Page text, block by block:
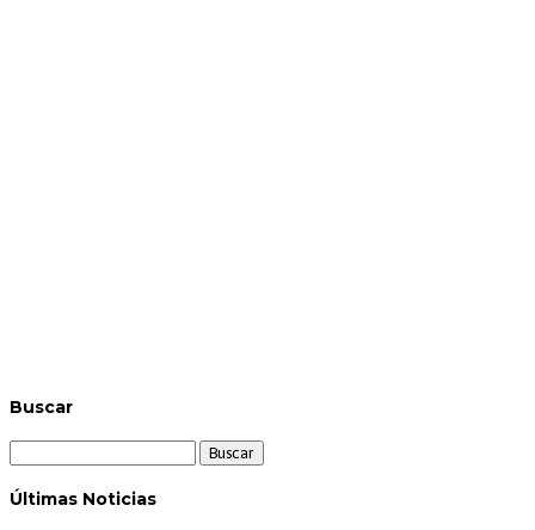
Buscar
Últimas Noticias